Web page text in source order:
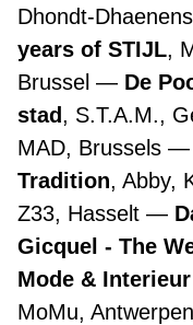
Dhondt-
years of STIJL,
Brussel
De
stad, S.T.A.M.,
MAD, Brussels
Tradition, Abby,
Z33, Hasselt
Gicquel - The
Mode &
MoMu, Antwerpen